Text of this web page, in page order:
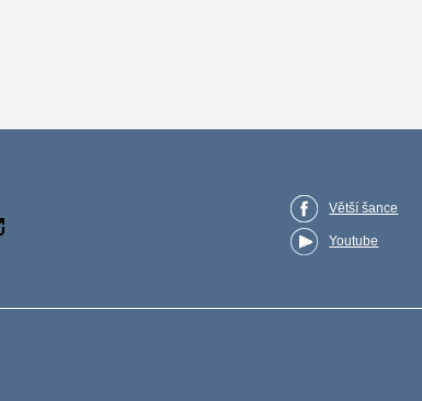
Větší šance
Youtube